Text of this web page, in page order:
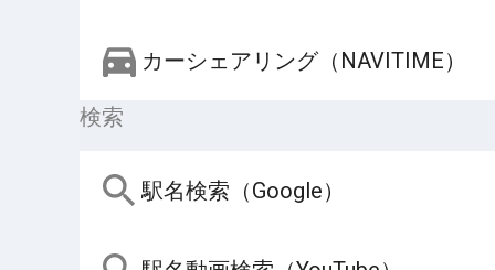
カーシェアリング（NAVITIME）
検索
駅名検索（Google）